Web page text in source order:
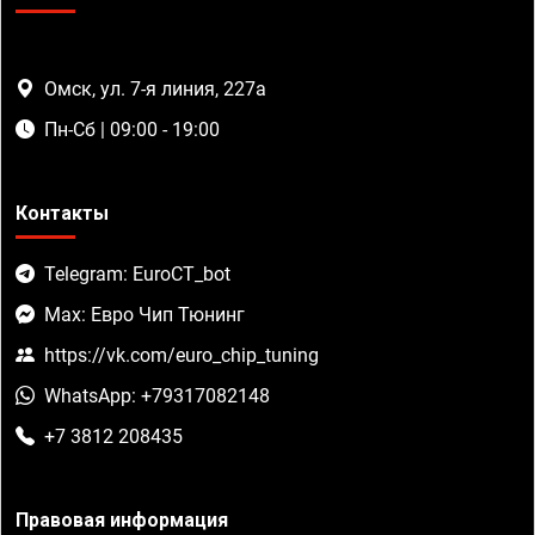
Омск, ул. 7-я линия, 227а
Пн-Сб | 09:00 - 19:00
Контакты
Telegram: EuroCT_bot
Max: Евро Чип Тюнинг
https://vk.com/euro_chip_tuning
WhatsApp: +79317082148
+7 3812 208435
Правовая информация